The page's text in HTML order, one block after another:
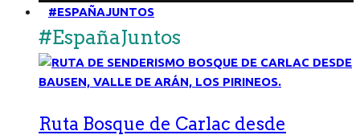
#ESPAÑAJUNTOS
#EspañaJuntos
Ruta Bosque de Carlac desde